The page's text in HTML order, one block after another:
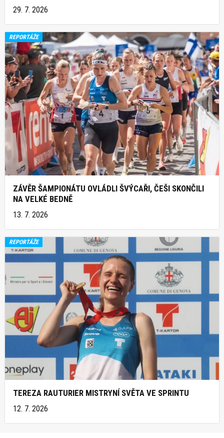
29. 7. 2026
REPORTÁŽE
ZÁVĚR ŠAMPIONÁTU OVLÁDLI ŠVÝCAŘI, ČEŠI SKONČILI
NA VELKÉ BEDNĚ
13. 7. 2026
REPORTÁŽE
TEREZA RAUTURIER MISTRYNÍ SVĚTA VE SPRINTU
12. 7. 2026